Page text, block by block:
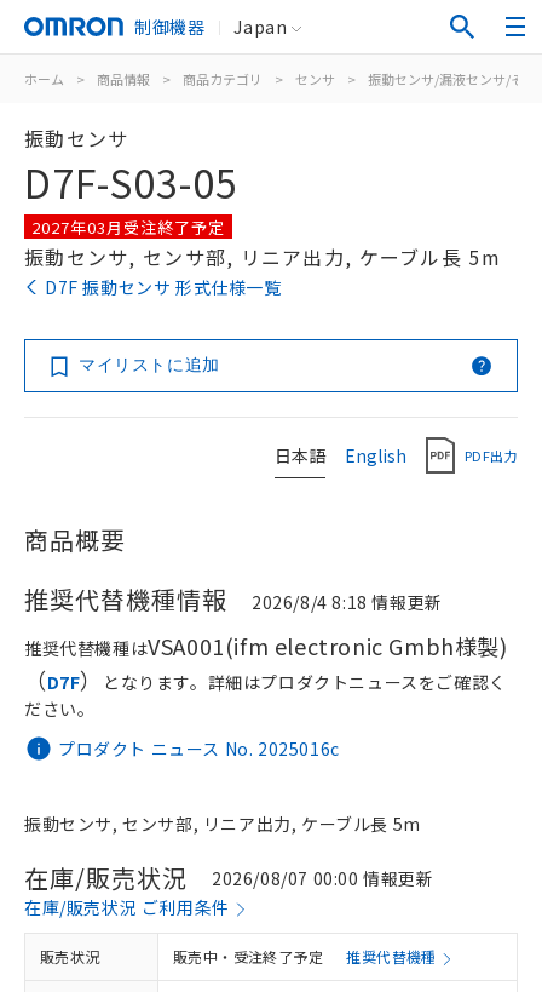
制御機器 Japan
ホーム > 商品情報 > 商品カテゴリ > センサ > 振動センサ/漏液センサ/その
振動センサ
D7F-S03-05
2027年03月受注終了予定
振動センサ, センサ部, リニア出力, ケーブル長 5m
D7F 振動センサ 形式仕様一覧
マイリストに追加
日本語 English PDF出力
商品概要
推奨代替機種情報
2026/8/4 8:18 情報更新
プロダクト ニュース No. 2025016c
推奨代替機種はVSA001(ifm electronic Gmbh様製)
（D7F）
となります。詳細はプロダクトニュースをご確認く
ださい。
振動センサ, センサ部, リニア出力, ケーブル長 5m
在庫/販売状況
2026/08/07 00:00 情報更新
在庫/販売状況 ご利用条件
販売状況 販売中・受注終了予定 推奨代替機種